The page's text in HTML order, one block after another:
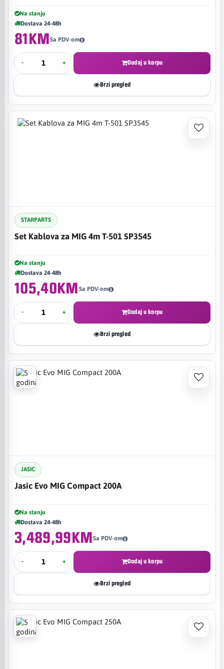
Na stanju
Dostava 24-48h
81KMSa PDV-om
- + Dodaj u korpu
Brzi pregled
STARPARTS
Set Kablova za MIG 4m T-501 SP3545
Na stanju
Dostava 24-48h
105,40KM Sa PDV-om
- + Dodaj u korpu
Brzi pregled
JASIC
Jasic Evo MIG Compact 200A
Na stanju
Dostava 24-48h
3,489,99KMSa PDV-om
- + Dodaj u korpu
Brzi pregled